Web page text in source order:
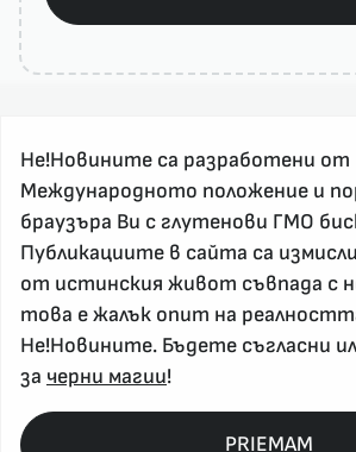
За реклама и връзка с нас, пишете на
nenovinite@gmail.com
Контакт
За нас
Напиши Не!Новина
Абонирай се
Не!Новините са разработени от
Международното положение и
браузъра Ви с глутенови ГМО
Публикациите в сайта са
от истинския живот съвпада с
това е жалък опит на
Не!Новините. Бъдете съгласни
за черни магии!
PRIEMAM